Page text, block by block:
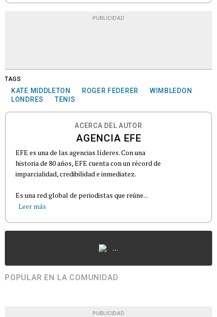
PUBLICIDAD
TAGS
KATE MIDDLETON ROGER FEDERER
WIMBLEDON
LONDRES
TENIS
ACERCA DEL AUTOR
AGENCIA EFE
EFE es una de las agencias líderes. Con una
historia de 80 años, EFE cuenta con un récord de
imparcialidad, credibilidad e inmediatez.
Es una red global de periodistas que reúne...
Leer más
...
POPULAR EN LA COMUNIDAD
PUBLICIDAD